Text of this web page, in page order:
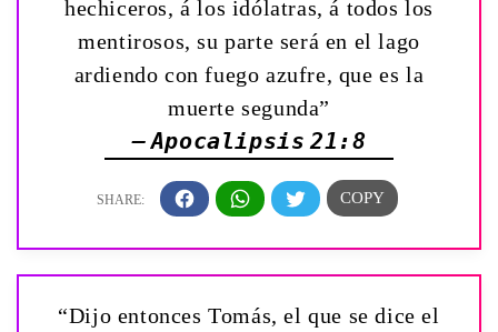
hechiceros, á los idólatras, á todos los
mentirosos, su parte será en el lago
ardiendo con fuego azufre, que es la
muerte segunda”
— Apocalipsis 21:8
“Dijo entonces Tomás, el que se dice el